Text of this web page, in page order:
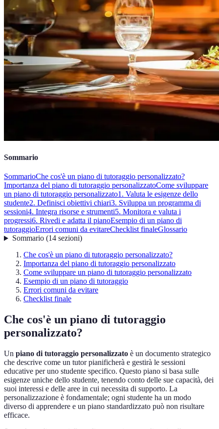
Sommario
SommarioChe cos'è un piano di tutoraggio personalizzato?
Importanza del piano di tutoraggio personalizzatoCome sviluppare
un piano di tutoraggio personalizzato1. Valuta le esigenze dello
studente2. Definisci obiettivi chiari3. Sviluppa un programma di
sessioni4. Integra risorse e strumenti5. Monitora e valuta i
progressi6. Rivedi e adatta il pianoEsempio di un piano di
tutoraggioErrori comuni da evitareChecklist finaleGlossario
Sommario(14 sezioni)
Che cos'è un piano di tutoraggio personalizzato?
Importanza del piano di tutoraggio personalizzato
Come sviluppare un piano di tutoraggio personalizzato
Esempio di un piano di tutoraggio
Errori comuni da evitare
Checklist finale
Che cos'è un piano di tutoraggio
personalizzato?
Un piano di tutoraggio personalizzato è un documento strategico
che descrive come un tutor pianificherà e gestirà le sessioni
educative per uno studente specifico. Questo piano si basa sulle
esigenze uniche dello studente, tenendo conto delle sue capacità, dei
suoi interessi e delle aree in cui necessita di supporto. La
personalizzazione è fondamentale; ogni studente ha un modo
diverso di apprendere e un piano standardizzato può non risultare
efficace.